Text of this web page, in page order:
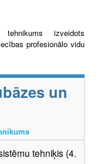
izveidots
profesionālo vidu
un
tehniķis (4.